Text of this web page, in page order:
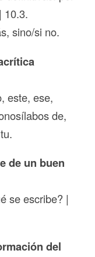
10.3.
sino/si no.
este, ese,
de,
de un buen
se escribe? |
del